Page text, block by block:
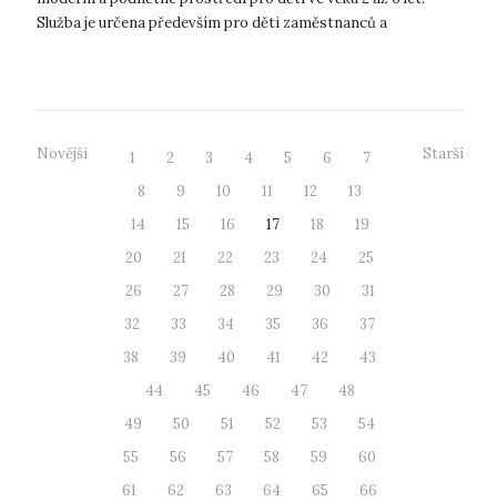
Služba je určena především pro děti zaměstnanců a
Novější 1 2 3 4 5 6
7
8
9 10 11 12
13
14
15 16 17 18
19
20
21 22 23 24
25
26
27 28 29 30
31
32
33 34 35 36
37
38
39 40 41 42
43
44
45 46 47
48
49
50 51 52 53
54
55
56 57 58 59
60
61
62 63 64 65
66
Starší